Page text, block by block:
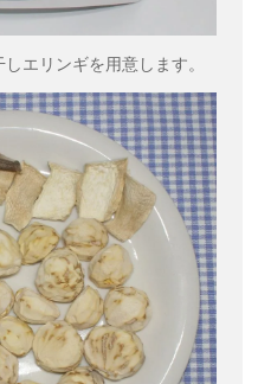
エリンギを用意します。